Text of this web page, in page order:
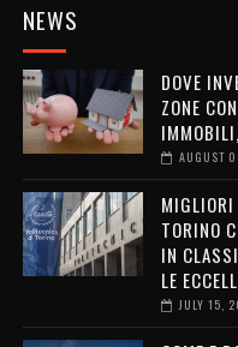
NEWS
DOVE
ZONE
AUGUST
TORINO
IN
LE
JULY 15,